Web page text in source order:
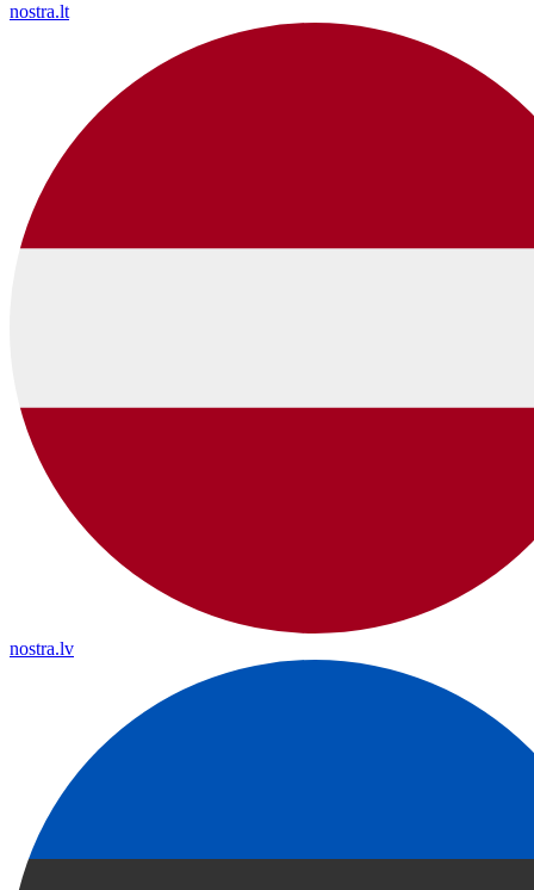
nostra.lt
nostra.lv